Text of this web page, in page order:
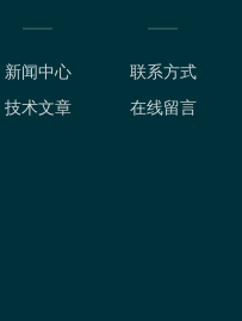
新闻中心
技术文章
联系方式
在线留言